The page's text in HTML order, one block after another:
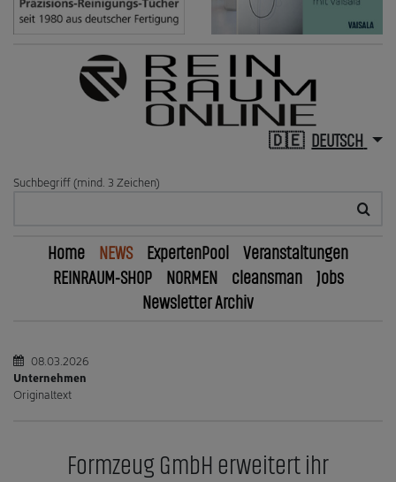
DEUTSCH
Suchbegriff (mind. 3 Zeichen)
Home NEWS ExpertenPool
Veranstaltungen
REINRAUM-SHOP
NORMEN cleansman
Jobs
Newsletter Archiv
08.03.2026
Unternehmen
Originaltext
Formzeug GmbH erweitert ihr